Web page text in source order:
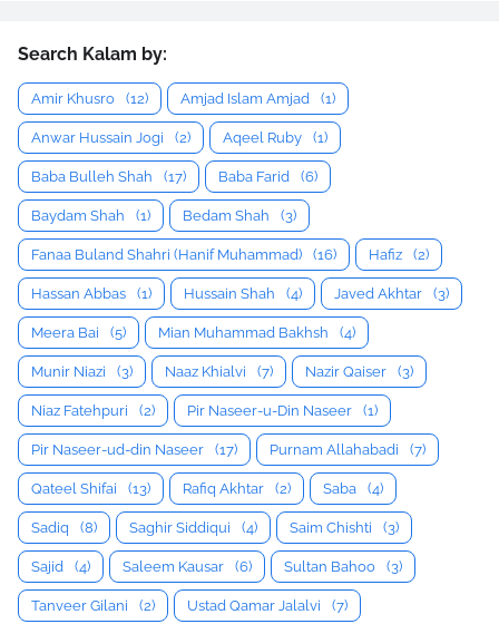
Search Kalam by:
Amir Khusro (12) Amjad Islam Amjad (1)
Anwar Hussain Jogi (2) Aqeel Ruby (1)
Baba Bulleh Shah (17) Baba Farid (6)
Baydam Shah (1) Bedam Shah (3)
Fanaa Buland Shahri (Hanif Muhammad) (16) Hafiz (2)
Hassan Abbas (1) Hussain Shah (4) Javed Akhtar (3)
Meera Bai (5) Mian Muhammad Bakhsh (4)
Munir Niazi (3) Naaz Khialvi (7) Nazir Qaiser (3)
Niaz Fatehpuri (2) Pir Naseer-u-Din Naseer (1)
Pir Naseer-ud-din Naseer (17) Purnam Allahabadi (7)
Qateel Shifai (13) Rafiq Akhtar (2) Saba (4)
Sadiq (8) Saghir Siddiqui (4) Saim Chishti (3)
Sajid (4) Saleem Kausar (6) Sultan Bahoo (3)
Tanveer Gilani (2) Ustad Qamar Jalalvi (7)